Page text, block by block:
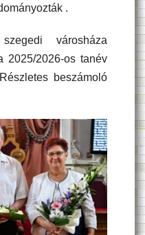
.
városháza
2025/2026-os tanév
beszámoló